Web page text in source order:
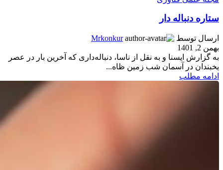
ستاره دنباله دار
ارسال توسط
Mrkonkur
بهمن 2, 1401
به گزارش ایسنا و به نقل از ناسا، دنباله‌داری که آخرین بار در عصر
یخبندان در آسمان شب زمین ظاه...
ادامه مطلب